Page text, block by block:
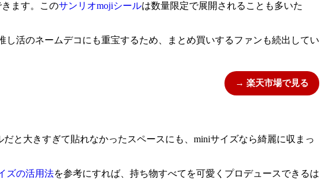
ます。このサンリオmojiシールは数量限定で展開されることも多いた
活のネームデコにも重宝するため、まとめ買いするファンも続出してい
→ 楽天市場で見る
と大きすぎて貼れなかったスペースにも、miniサイズなら綺麗に収まっ
ズの活用法を参考にすれば、持ち物すべてを可愛くプロデュースできるは